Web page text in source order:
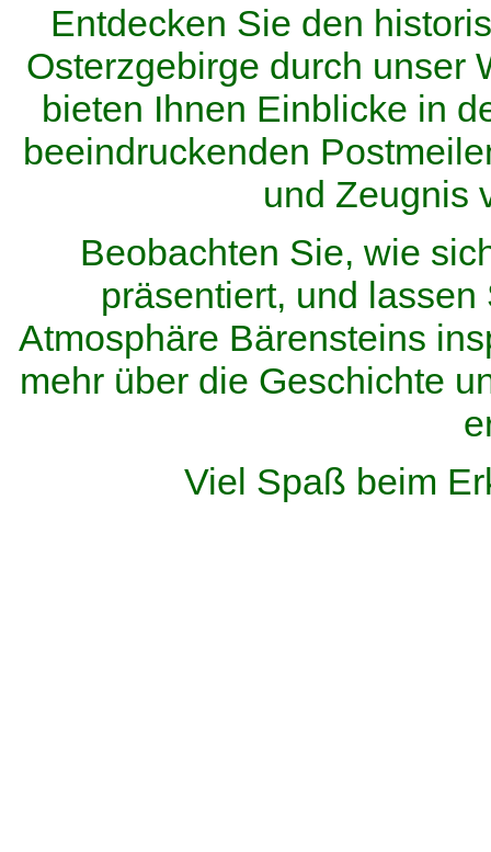
Entdecken Sie den
Osterzgebirge durch unser
bieten Ihnen Einblicke in
beeindruckenden
und Zeugnis
Beobachten Sie, wie
präsentiert, und
Atmosphäre Bärensteins
mehr über die Geschichte
Viel Spaß beim